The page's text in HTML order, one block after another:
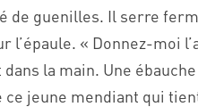
de guenilles. Il serre
l’épaule. « Donnez-moi
la main. Une
jeune mendiant qui